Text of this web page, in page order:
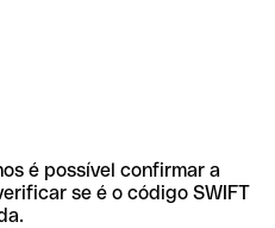
é possível confirmar a
se é o código SWIFT